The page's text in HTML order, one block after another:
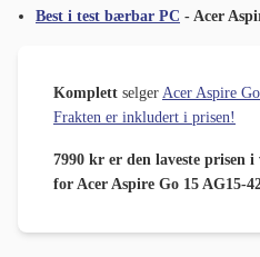
Best i test bærbar PC - Acer
Komplett selger Acer Aspire
Frakten er inkludert i prisen!
7990 kr er den laveste
for Acer Aspire Go 15 AG15-